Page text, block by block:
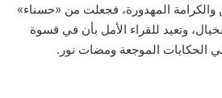
والكرامة المهدورة، فجعلت من «حسناء»
وتعيد للقراء الأمل بأن في قسوة
الحكايات الموجعة ومضات نور.